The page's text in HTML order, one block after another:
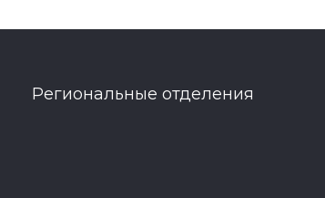
Региональные отделения